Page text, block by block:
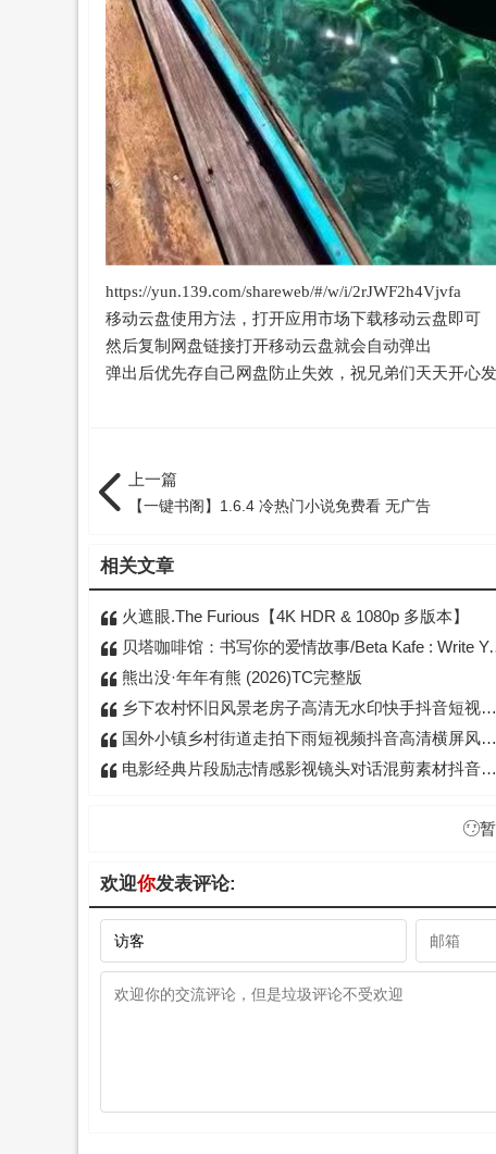
https://yun.139.com/shareweb/#/w/i/2rJWF2h4Vjvfa
移动云盘使用方法，打开应用市场下载移动云盘即可
然后复制网盘链接打开移动云盘就会自动弹出
弹出后优先存自己网盘防止失效，祝兄弟们天天开心
上一篇
【一键书阁】1.6.4 冷热门小说免费看 无广告
相关文章
火遮眼.The Furious【4K HDR & 1080p 多版本】
贝塔咖啡馆：书写你的爱情故事/Beta Kafe : Write Your Love Story
熊出没·年年有熊 (2026)TC完整版
乡下农村怀旧风景老房子高清无水印快手抖音短视频素材库
国外小镇乡村街道走拍下雨短视频抖音高清横屏风景音乐号剪辑素材
电影经典片段励志情感影视镜头对话混剪素材抖音自媒体剪辑短视频
欢迎你发表评论: